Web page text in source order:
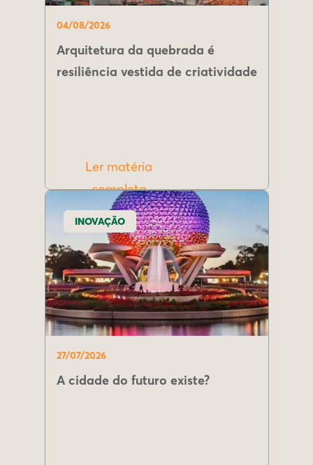
04/08/2026
Arquitetura da quebrada é
resiliência vestida de criatividade
Ler matéria
completa
INOVAÇÃO
27/07/2026
A cidade do futuro existe?